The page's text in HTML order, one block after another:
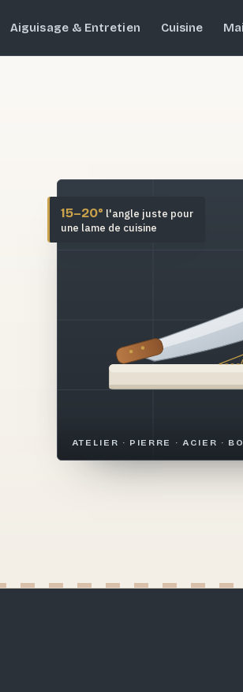
Aiguisage & Entretien Cuisine
ATELIER · PIERRE · ACIER ·
15–20° l'angle juste pour
une lame de cuisine